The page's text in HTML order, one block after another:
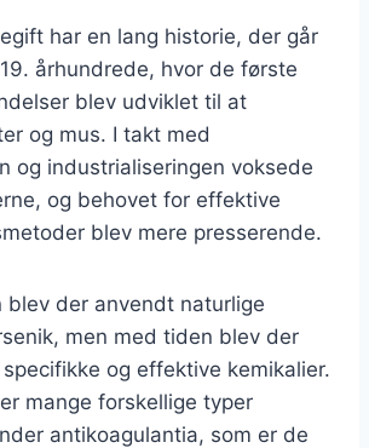
har en lang historie, der går
århundrede, hvor de første
blev udviklet til at
og mus. I takt med
og industrialiseringen voksede
og behovet for effektive
blev mere presserende.
blev der anvendt naturlige
men med tiden blev der
og effektive kemikalier.
mange forskellige typer
antikoagulantia, som er de